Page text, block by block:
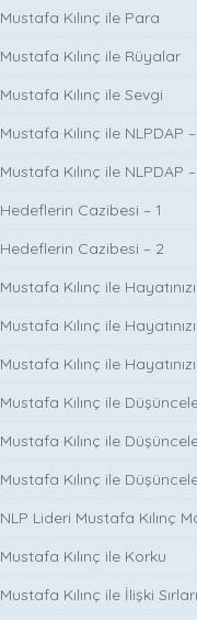
Mustafa Kılınç ile Para
Mustafa Kılınç ile Rüyalar
Mustafa Kılınç ile Sevgi
Mustafa Kılınç ile NLPDAP –
Mustafa Kılınç ile NLPDAP
Hedeflerin Cazibesi – 1
Hedeflerin Cazibesi – 2
Mustafa Kılınç ile
Mustafa Kılınç ile
Mustafa Kılınç ile
Mustafa Kılınç ile
Mustafa Kılınç ile
Mustafa Kılınç ile
NLP Lideri Mustafa Kılınç
Mustafa Kılınç ile Korku
Mustafa Kılınç ile İlişki Sırları